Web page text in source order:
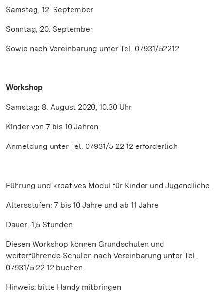
Samstag, 12. September
Sonntag, 20. September
Sowie nach Vereinbarung unter Tel. 07931/52212
Workshop
Samstag: 8. August 2020, 10.30 Uhr
Kinder von 7 bis 10 Jahren
Anmeldung unter Tel. 07931/5 22 12 erforderlich
Führung und kreatives Modul für Kinder und Jugendliche.
Altersstufen: 7 bis 10 Jahre und ab 11 Jahre
Dauer: 1,5 Stunden
Diesen Workshop können Grundschulen und
weiterführende Schulen nach Vereinbarung unter Tel.
07931/5 22 12 buchen.
Hinweis: bitte Handy mitbringen